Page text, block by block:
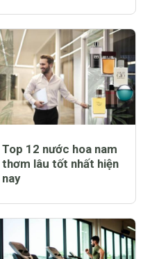
Top 12 nước hoa nam
thơm lâu tốt nhất hiện
nay